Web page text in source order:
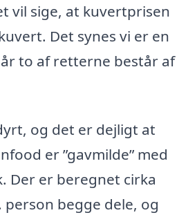
vil sige, at kuvertprisen
Det synes vi er en
to af retterne består af
og det er dejligt at
er ”gavmilde” med
Der er beregnet cirka
person begge dele, og